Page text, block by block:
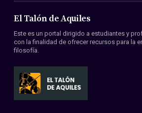
Acerca de nosotros
Miembros
Convenios
El Talón de Aquiles
Este es un portal dirigido a estudiantes y
con la finalidad de ofrecer recursos para la
filosofía.